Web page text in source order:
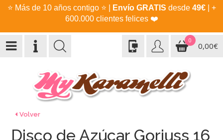
⭐ Más de 10 años contigo ⭐ Envío GRATIS desde 49€| +
600.000 clientes felices ❤️
0
0,00€
Volver
Disco de Azúcar Gorjuss 16